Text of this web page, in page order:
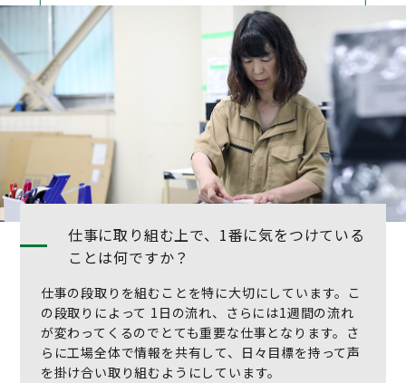
仕事に取り組む上で、1番に気をつけている
ことは何ですか？
仕事の段取りを組むことを特に大切にしています。こ
の段取りによって 1日の流れ、さらには1週間の流れ
が変わってくるのでとても重要な仕事となります。さ
らに工場全体で情報を共有して、日々目標を持って声
を掛け合い取り組むようにしています。